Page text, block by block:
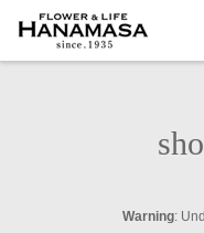
Warning: